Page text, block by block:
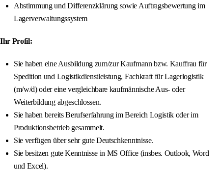
Abstimmung und Differenzklärung sowie Auftragsbewertung im
Lagerverwaltungssystem
Ihr Profil:
Sie haben eine Ausbildung zum/zur Kaufmann bzw. Kauffrau für
Spedition und Logistikdienstleistung, Fachkraft für Lagerlogistik
(m/w/d) oder eine vergleichbare kaufmännische Aus- oder
Weiterbildung abgeschlossen.
Sie haben bereits Berufserfahrung im Bereich Logistik oder im
Produktionsbetrieb gesammelt.
Sie verfügen über sehr gute Deutschkenntnisse.
Sie besitzen gute Kenntnisse in MS Office (insbes. Outlook, Word
und Excel).